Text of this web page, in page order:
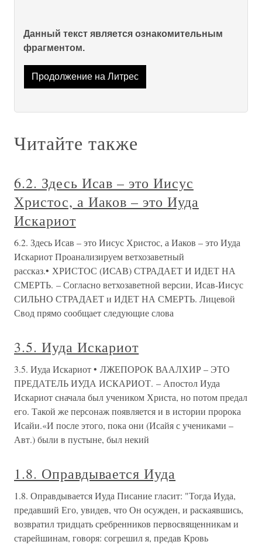
Данный текст является ознакомительным
фрагментом.
Продолжение на Литрес
Читайте также
6.2. Здесь Исав – это Иисус
Христос, а Иаков – это Иуда
Искариот
6.2. Здесь Исав – это Иисус Христос, а Иаков – это Иуда
Искариот Проанализируем ветхозаветный
рассказ.• ХРИСТОС (ИСАВ) СТРАДАЕТ И ИДЕТ НА
СМЕРТЬ. – Согласно ветхозаветной версии, Исав-Иисус
СИЛЬНО СТРАДАЕТ и ИДЕТ НА СМЕРТЬ. Лицевой
Свод прямо сообщает следующие слова
3.5. Иуда Искариот
3.5. Иуда Искариот • ЛЖЕПОРОК ВААЛХИР – ЭТО
ПРЕДАТЕЛЬ ИУДА ИСКАРИОТ. – Апостол Иуда
Искариот сначала был учеником Христа, но потом предал
его. Такой же персонаж появляется и в истории пророка
Исайи.«И после этого, пока они (Исайя с учениками –
Авт.) были в пустыне, был некий
1.8. Оправдывается Иуда
1.8. Оправдывается Иуда Писание гласит: "Тогда Иуда,
предавший Его, увидев, что Он осужден, и раскаявшись,
возвратил тридцать сребренников первосвященникам и
старейшинам, говоря: согрешил я, предав Кровь